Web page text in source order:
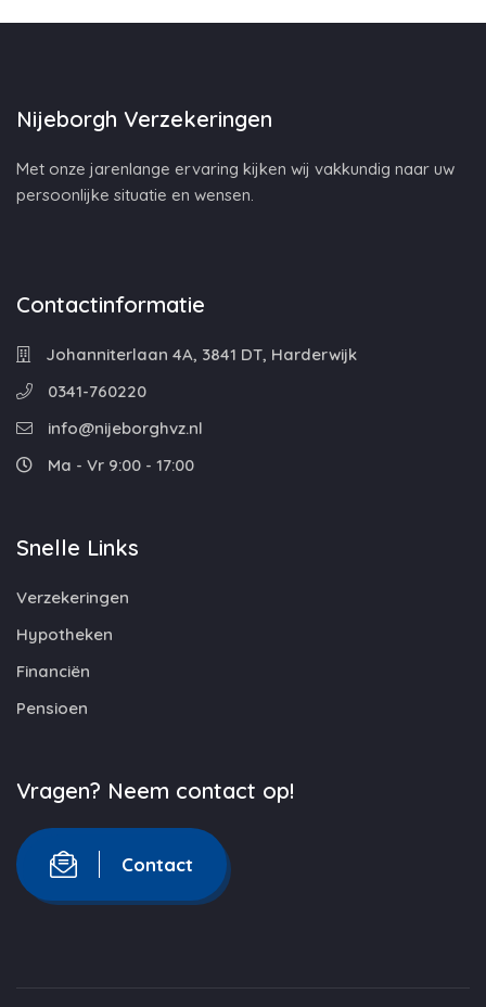
Nijeborgh Verzekeringen
Met onze jarenlange ervaring kijken wij vakkundig naar uw
persoonlijke situatie en wensen.
Contactinformatie
Johanniterlaan 4A, 3841 DT, Harderwijk
0341-760220
info@nijeborghvz.nl
Ma - Vr 9:00 - 17:00
Snelle Links
Verzekeringen
Hypotheken
Financiën
Pensioen
Vragen? Neem contact op!
Contact